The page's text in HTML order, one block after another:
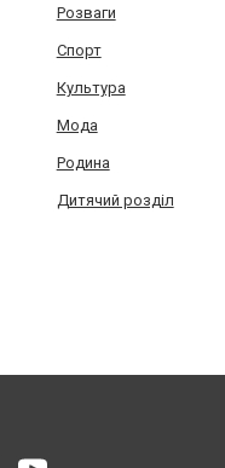
Розваги
Спорт
Культура
Мода
Родина
Дитячий розділ